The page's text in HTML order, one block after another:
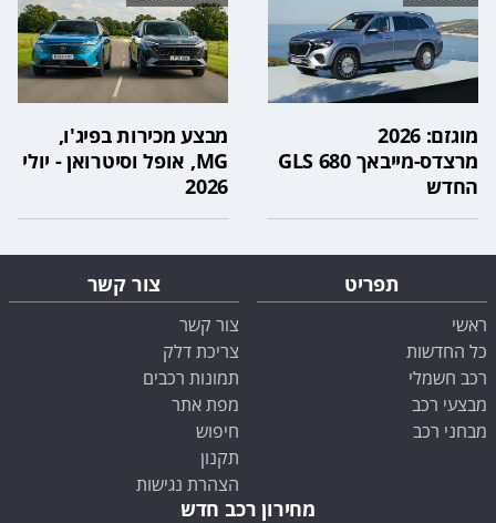
מוגזם: 2026
מרצדס-מייבאך GLS 680
החדש
מבצע מכירות בפיג'ו,
MG, אופל וסיטרואן - יולי
2026
תפריט
ראשי
כל החדשות
רכב חשמלי
מבצעי רכב
מבחני רכב
צור קשר
צור קשר
צריכת דלק
תמונות רכבים
מפת אתר
חיפוש
תקנון
הצהרת נגישות
מחירון רכב חדש